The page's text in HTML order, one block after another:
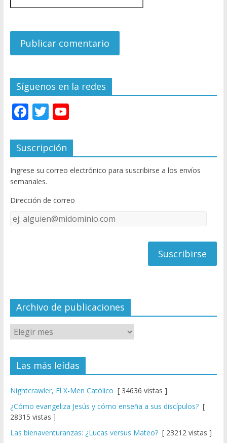
Síguenos en la redes
F
e
b
o
o
k
T
itt
er
Y
u
T
u
e
C
el
Suscripción
Ingrese su correo electrónico para suscribirse a los envíos
semanales.
Dirección de correo
Dirección
Archivo de publicaciones
Las más leídas
Nightcrawler, El X-Men Católico [ 34636 vistas ]
¿Cómo evangeliza Jesús y cómo enseña a sus discípulos?[
28315 vistas ]
Las bienaventuranzas: ¿Lucas versus Mateo?[ 23212 vistas ]